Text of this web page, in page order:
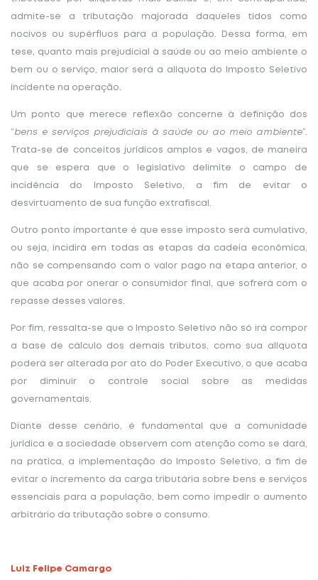
admite-se a tributação majorada daqueles tidos como
nocivos ou supérfluos para a população. Dessa forma, em
tese, quanto mais prejudicial à saúde ou ao meio ambiente o
bem ou o serviço, maior será a alíquota do Imposto Seletivo
incidente na operação.
Um ponto que merece reflexão concerne à definição dos
“bens e serviços prejudiciais à saúde ou ao meio ambiente”.
Trata-se de conceitos jurídicos amplos e vagos, de maneira
que se espera que o legislativo delimite o campo de
incidência do Imposto Seletivo, a fim de evitar o
desvirtuamento de sua função extrafiscal.
Outro ponto importante é que esse imposto será cumulativo,
ou seja, incidirá em todas as etapas da cadeia econômica,
não se compensando com o valor pago na etapa anterior, o
que acaba por onerar o consumidor final, que sofrerá com o
repasse desses valores.
Por fim, ressalta-se que o Imposto Seletivo não só irá compor
a base de cálculo dos demais tributos, como sua alíquota
poderá ser alterada por ato do Poder Executivo, o que acaba
por diminuir o controle social sobre as medidas
governamentais.
Diante desse cenário, é fundamental que a comunidade
jurídica e a sociedade observem com atenção como se dará,
na prática, a implementação do Imposto Seletivo, a fim de
evitar o incremento da carga tributária sobre bens e serviços
essenciais para a população, bem como impedir o aumento
arbitrário da tributação sobre o consumo.
Luiz Felipe Camargo